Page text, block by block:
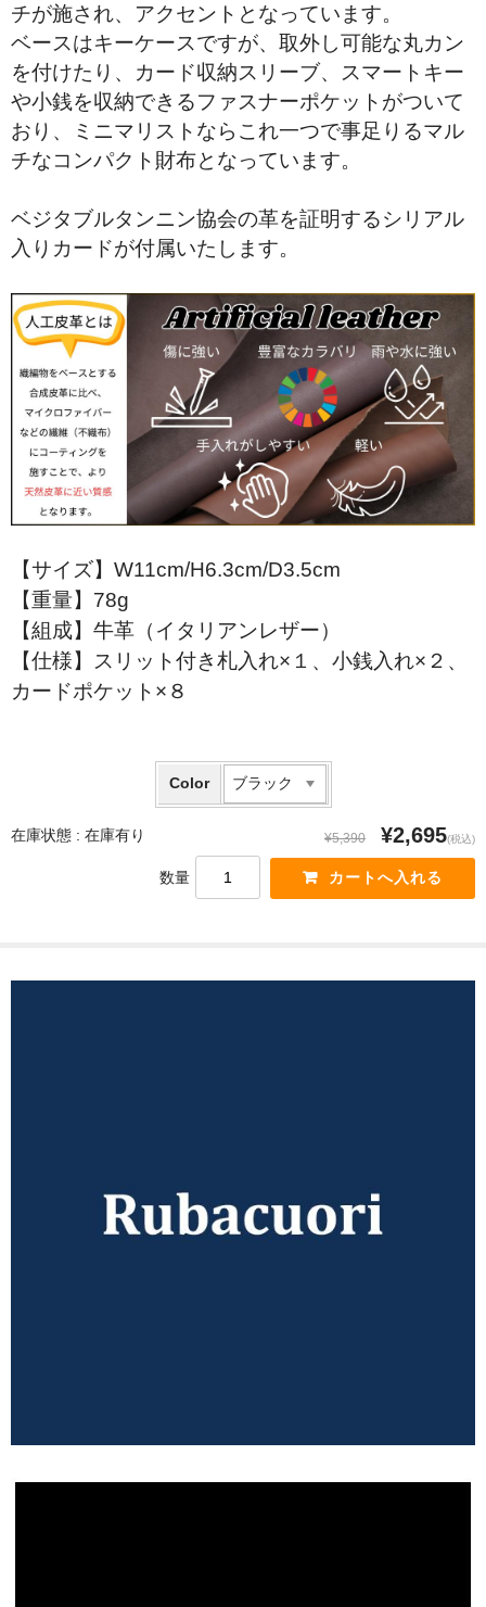
チが施され、アクセントとなっています。
ベースはキーケースですが、取外し可能な丸カン
を付けたり、カード収納スリーブ、スマートキー
や小銭を収納できるファスナーポケットがついて
おり、ミニマリストならこれ一つで事足りるマル
チなコンパクト財布となっています。
ベジタブルタンニン協会の革を証明するシリアル
入りカードが付属いたします。
【サイズ】W11cm/H6.3cm/D3.5cm
【重量】78g
【組成】牛革（イタリアンレザー）
【仕様】スリット付き札入れ×１、小銭入れ×２、
カードポケット×８
Color
在庫状態 : 在庫有り ¥5,390 ¥2,695(税込)
数量